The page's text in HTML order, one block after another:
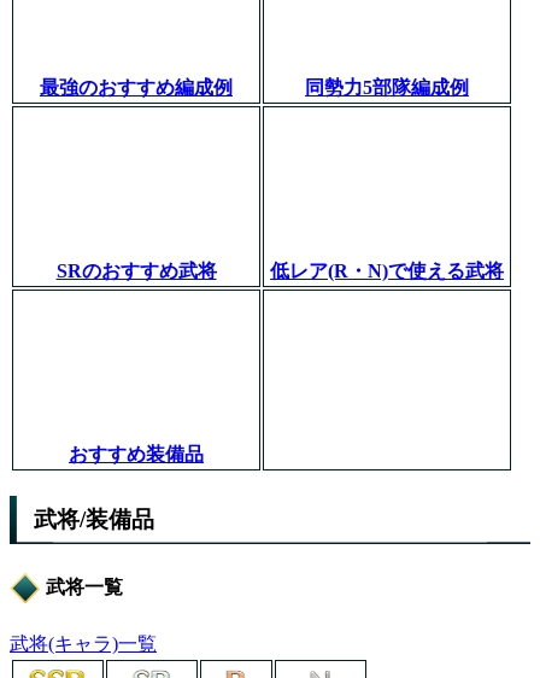
最強のおすすめ編成例 同勢力5部隊編成例
SRのおすすめ武将 低レア(R・N)で使える武将
おすすめ装備品
武将/装備品
武将一覧
武将(キャラ)一覧